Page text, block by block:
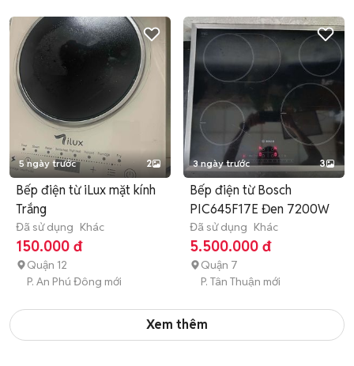
5 ngày trước 2
Bếp điện từ iLux mặt kính
Trắng
Đã sử dụng Khác
150.000 đ
Quận 12
P. An Phú Đông mới
3 ngày trước 3
Bếp điện từ Bosch
PIC645F17E Đen 7200W
Đã sử dụng Khác
5.500.000 đ
Quận 7
P. Tân Thuận mới
Xem thêm